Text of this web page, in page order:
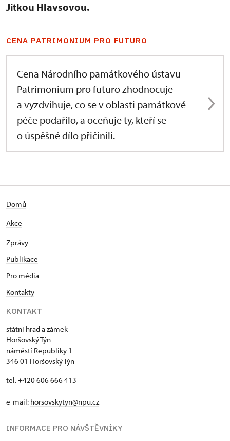
Jitkou Hlavsovou.
CENA PATRIMONIUM PRO FUTURO
Cena Národního památkového ústavu
Patrimonium pro futuro zhodnocuje
a vyzdvihuje, co se v oblasti památkové
péče podařilo, a oceňuje ty, kteří se
o úspěšné dílo přičinili.
Domů
Akce
Zprávy
Publikace
Pro média
Kontakty
KONTAKT
státní hrad a zámek
Horšovský Týn
náměstí Republiky 1
346 01 Horšovský Týn
tel. +420 606 666 413
e-mail: horsovskytyn@npu.cz
INFORMACE PRO NÁVŠTĚVNÍKY